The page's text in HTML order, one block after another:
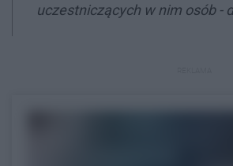
uczestniczących w nim osób -